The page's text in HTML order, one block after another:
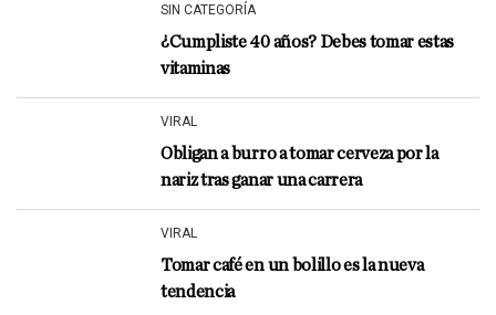
SIN CATEGORÍA
¿Cumpliste 40 años? Debes tomar estas
vitaminas
VIRAL
Obligan a burro a tomar cerveza por la
nariz tras ganar una carrera
VIRAL
Tomar café en un bolillo es la nueva
tendencia